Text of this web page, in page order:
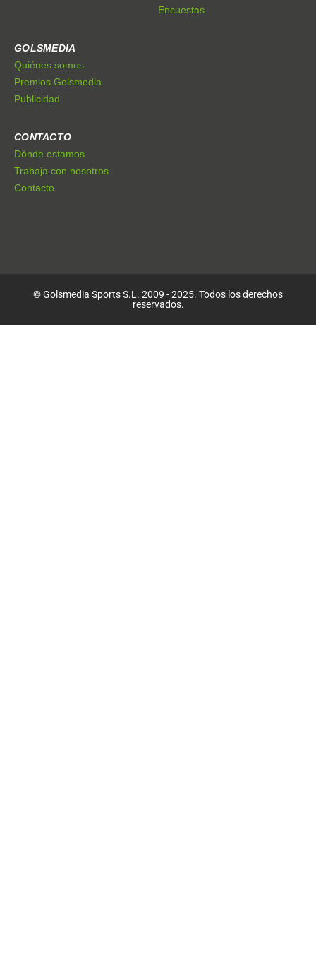
Encuestas
GOLSMEDIA
Quiénes somos
Premios Golsmedia
Publicidad
CONTACTO
Dónde estamos
Trabaja con nosotros
Contacto
© Golsmedia Sports S.L. 2009 - 2025. Todos los derechos
reservados.